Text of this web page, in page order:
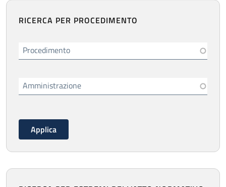
RICERCA PER PROCEDIMENTO
Procedimento
Amministrazione